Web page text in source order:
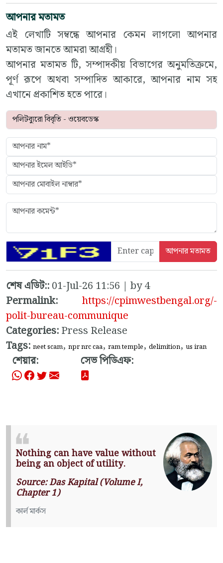
আপনার মতামত
এই লেখাটি সম্বন্ধে আপনার কেমন লাগলো আপনার
মতামত জানতে আমরা আগ্রহী।
আপনার মতামত টি, সম্পাদকীয় বিভাগের অনুমতিক্রমে,
পূর্ণ রূপে অথবা সম্পাদিত আকারে, আপনার নাম সহ
এখানে প্রকাশিত হতে পারে।
শেষ এডিট::01-Jul-26 11:56 | by 4
Permalink:
https://cpimwestbengal.org/-
polit-bureau-communique
Categories:Press Release
Tags: neet scam, npr nrc caa, ram temple, delimition, us iran
শেয়ার: সেভ পিডিএফ:
Nothing can have value without
being an object of utility.
Source: Das Kapital (Volume I,
Chapter 1)
কার্ল মার্কস